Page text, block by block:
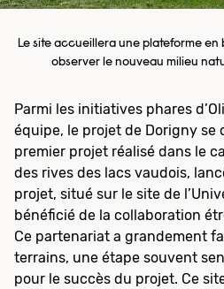
Le site accueillera une plateforme en
observer le nouveau milieu
Parmi les initiatives phares
équipe, le projet de Dorigny se
premier projet réalisé dans le
des rives des lacs vaudois,
projet, situé sur le site de
bénéficié de la collaboration
Ce partenariat a grandement
terrains, une étape souvent
pour le succès du projet. Ce